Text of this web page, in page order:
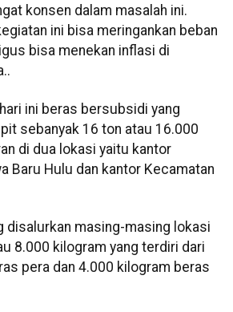
konsen dalam masalah ini.
ini bisa meringankan beban
bisa menekan inflasi di
ini beras bersubsidi yang
sebanyak 16 ton atau 16.000
di dua lokasi yaitu kantor
Baru Hulu dan kantor Kecamatan
disalurkan masing-masing lokasi
8.000 kilogram yang terdiri dari
pera dan 4.000 kilogram beras